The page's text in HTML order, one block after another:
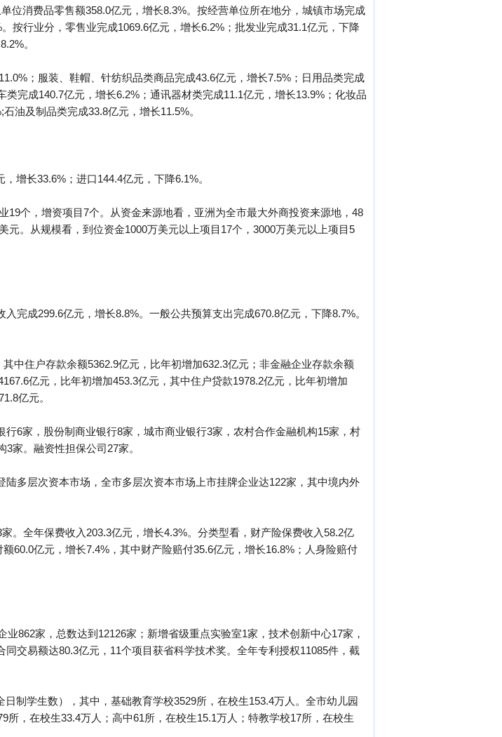
位消费品零售额358.0亿元，增长8.3%。按经营单位所在地分，城镇市场完成
按行业分，零售业完成1069.6亿元，增长6.2%；批发业完成31.1亿元，下降
。
；服装、鞋帽、针纺织品类商品完成43.6亿元，增长7.5%；日用品类完成
完成140.7亿元，增长6.2%；通讯器材类完成11.1亿元，增长13.9%；化妆品
油及制品类完成33.8亿元，增长11.5%。
增长33.6%；进口144.4亿元，下降6.1%。
19个，增资项目7个。从资金来源地看，亚洲为全市最大外商投资来源地，48
。从规模看，到位资金1000万美元以上项目17个，3000万美元以上项目5
完成299.6亿元，增长8.8%。一般公共预算支出完成670.8亿元，下降8.7%。
中住户存款余额5362.9亿元，比年初增加632.3亿元；非金融企业存款余额
亿元，比年初增加453.3亿元，其中住户贷款1978.2亿元，比年初增加
亿元。
6家，股份制商业银行8家，城市商业银行3家，农村合作金融机构15家，村
家。融资性担保公司27家。
多层次资本市场，全市多层次资本市场上市挂牌企业达122家，其中境内外
。全年保费收入203.3亿元，增长4.3%。分类型看，财产险保费收入58.2亿
60.0亿元，增长7.4%，其中财产险赔付35.6亿元，增长16.8%；人身险赔付
862家，总数达到12126家；新增省级重点实验室1家，技术创新中心17家，
交易额达80.3亿元，11个项目获省科学技术奖。全年专利授权11085件，截
制学生数），其中，基础教育学校3529所，在校生153.4万人。全市幼儿园
，在校生33.4万人；高中61所，在校生15.1万人；特教学校17所，在校生